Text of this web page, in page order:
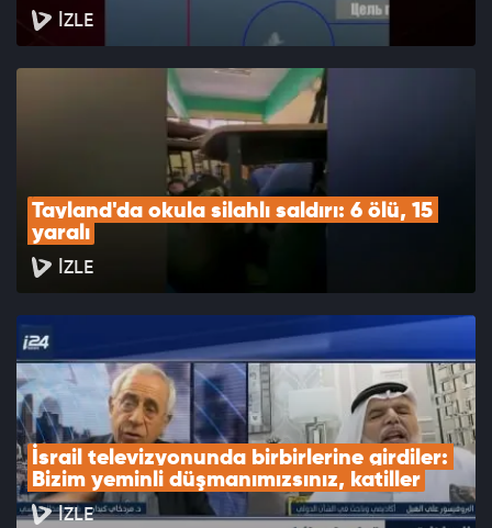
İZLE
Tayland'da okula silahlı saldırı: 6 ölü, 15
yaralı
İZLE
İsrail televizyonunda birbirlerine girdiler:
Bizim yeminli düşmanımızsınız, katiller
İZLE